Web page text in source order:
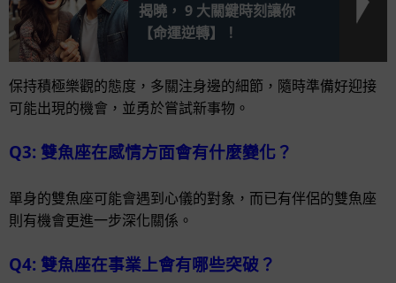
揭曉， 9 大關鍵時刻讓你
【命運逆轉】！
保持積極樂觀的態度，多關注身邊的細節，隨時準備好迎接
可能出現的機會，並勇於嘗試新事物。
Q3: 雙魚座在感情方面會有什麼變化？
單身的雙魚座可能會遇到心儀的對象，而已有伴侶的雙魚座
則有機會更進一步深化關係。
Q4: 雙魚座在事業上會有哪些突破？